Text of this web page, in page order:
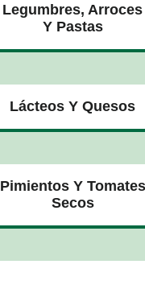
Legumbres, Arroces
Y Pastas
Lácteos Y Quesos
Pimientos Y Tomates
Secos